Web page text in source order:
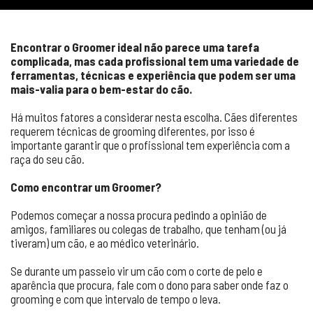
Encontrar o Groomer ideal não parece uma tarefa
complicada, mas cada profissional tem uma variedade de
ferramentas, técnicas e experiência que podem ser uma
mais-valia para o bem-estar do cão.
Há muitos fatores a considerar nesta escolha. Cães diferentes
requerem técnicas de grooming diferentes, por isso é
importante garantir que o profissional tem experiência com a
raça do seu cão.
Como encontrar um Groomer?
Podemos começar a nossa procura pedindo a opinião de
amigos, familiares ou colegas de trabalho, que tenham (ou já
tiveram) um cão, e ao médico veterinário.
Se durante um passeio vir um cão com o corte de pelo e
aparência que procura, fale com o dono para saber onde faz o
grooming e com que intervalo de tempo o leva.